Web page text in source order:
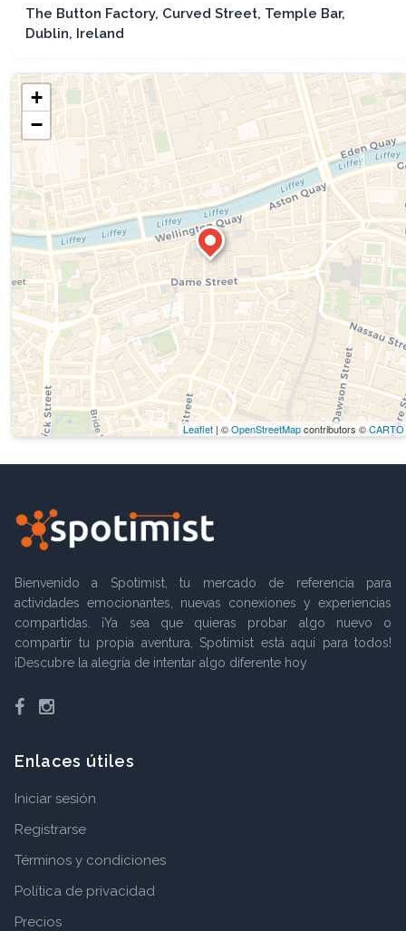
The Button Factory, Curved Street, Temple Bar,
Dublin, Ireland
+
−
Leaflet | ©OpenStreetMapcontributors ©CARTO
Bienvenido a Spotimist, tu mercado de referencia para
actividades emocionantes, nuevas conexiones y experiencias
compartidas. ¡Ya sea que quieras probar algo nuevo o
compartir tu propia aventura, Spotimist está aquí para todos!
¡Descubre la alegría de intentar algo diferente hoy
Facebook
Instagram
Enlaces útiles
Iniciar sesión
Registrarse
Términos y condiciones
Política de privacidad
Precios